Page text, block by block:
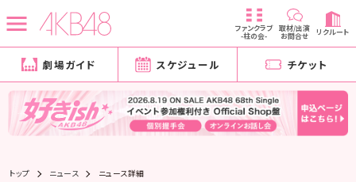
ファンクラブ
-柱の会-
取材/出演
お問合せ リクルート
劇場ガイド スケジュール チケット
トップ ニュース ニュース詳細